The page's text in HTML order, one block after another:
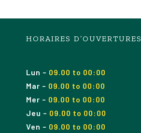
HORAIRES D’OUVERTURES
Lun – 09.00 to 00:00
Mar – 09.00 to 00 :00
Mer – 09.00 to 00 :00
Jeu – 09.00 to 00 :00
Ven – 09.00 to 00 :00